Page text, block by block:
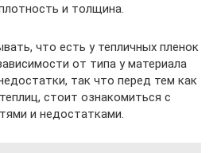
и толщина.
что есть у тепличных пленок
от типа у материала
так что перед тем как
стоит ознакомиться с
и недостатками.